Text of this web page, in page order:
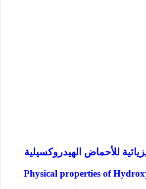
للأحماض الهيدروكسيلية
Physical properties of